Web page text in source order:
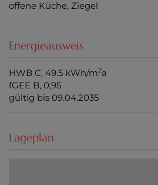
offene Küche Ziegel
Energieausweis
HWB C, 49.5 kWh/m2a
fGEE B, 0,95
gültig bis 09.04.2035
Lageplan